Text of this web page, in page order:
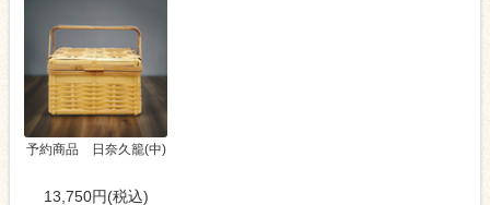
予約商品 日奈久籠(中)
13,750円(税込)